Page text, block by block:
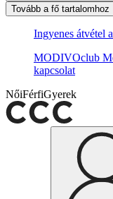
Tovább a fő tartalomhoz
Ingyenes átvétel
MODIVOclub
kapcsolat
NőiFérfiGyerek